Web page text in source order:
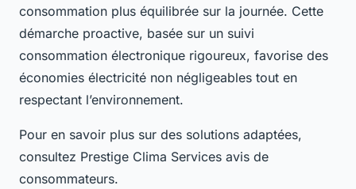
consommation plus équilibrée sur la journée. Cette
démarche proactive, basée sur un suivi
consommation électronique rigoureux, favorise des
économies électricité non négligeables tout en
respectant l’environnement.
Pour en savoir plus sur des solutions adaptées,
consultez Prestige Clima Services avis de
consommateurs.